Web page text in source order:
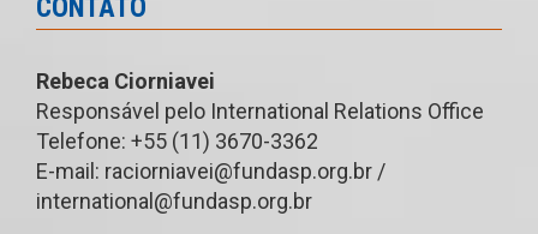
CONTATO
Rebeca Ciorniavei
Responsável pelo International Relations Office
Telefone: +55 (11) 3670-3362
E-mail: raciorniavei@fundasp.org.br /
international@fundasp.org.br